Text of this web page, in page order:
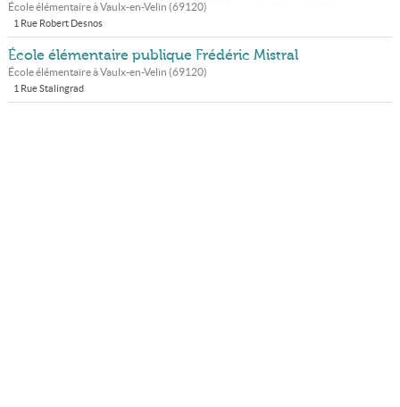
École élémentaire àVaulx-en-Velin (69120)
1 Rue Robert Desnos
École élémentaire publique Frédéric Mistral
École élémentaire àVaulx-en-Velin (69120)
1 Rue Stalingrad